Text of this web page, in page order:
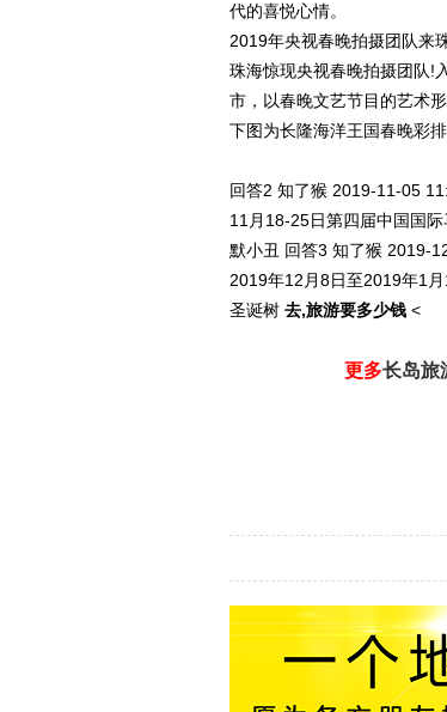
代的喜悦心情。
2019年央视春晚拍摄团队来
珠海惊现央视春晚拍摄团队!
市，以春晚文艺节目的艺术
下图为长隆海洋王国春晚彩排
回答2 知了猴 2019-11-05
11月18-25日第四届中国国
默小丑 回答3 知了猴 2019-
2019年12月8日至2019年1
圣诞树 去,旅游要多少钱 <
更多长岛旅